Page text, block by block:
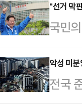
사랑
힘 대
기를
광훈
호 전
"선거 막
국민
과 유
흔들 '
후보
악성 미
전국
최대